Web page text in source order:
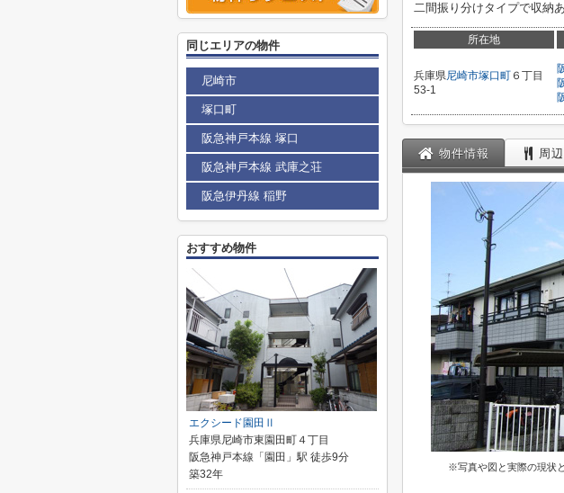
二間振り分けタイプで収納あ
所在地
兵庫県尼崎市塚口町 ６丁目
53-1
物件情報 周
※写真や図と実際の現状
同じエリアの物件
尼崎市
塚口町
阪急神戸本線 塚口
阪急神戸本線 武庫之荘
阪急伊丹線 稲野
おすすめ物件
エクシード園田Ⅱ
兵庫県尼崎市東園田町４丁目
阪急神戸本線「園田」駅 徒歩9分
築32年